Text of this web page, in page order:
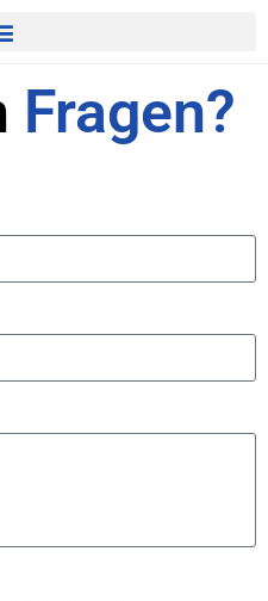
Fragen?